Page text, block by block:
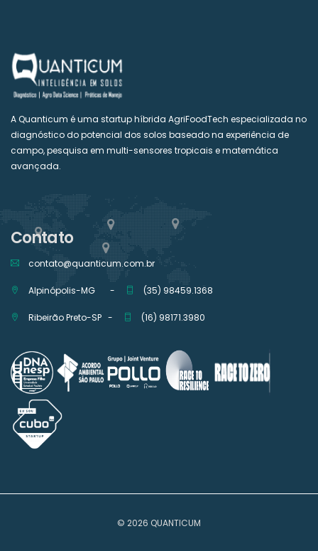
A Quanticum é uma startup híbrida AgriFoodTech especializada no
diagnóstico do potencial dos solos baseado na experiência de
campo, pesquisa em multi-sensores tropicais e matemática
avançada.
Contato
contato@quanticum.com.br
Alpinópolis-MG - (35) 98459.1368
Ribeirão Preto-SP - (16) 98171.3980
© 2026 QUANTICUM